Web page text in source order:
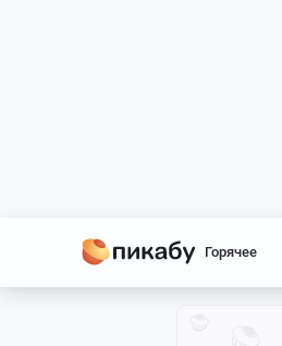
Горячее